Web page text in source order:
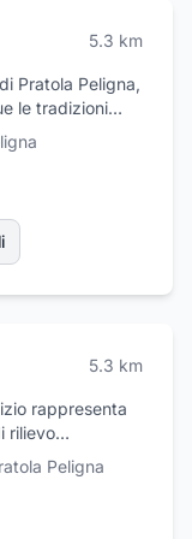
Il Notaio
del
5.3 km
Pratola Peligna,
le tradizioni
non solo
specialità tra
tagliolini
i prodotti
prime genuine
soddisfare
5.3 km
rappresenta
rilievo
anche di
di edifici
Peligna